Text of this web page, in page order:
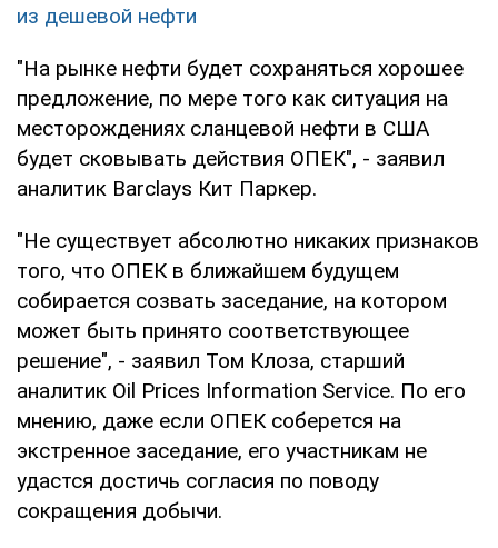
из дешевой нефти
"На рынке нефти будет сохраняться хорошее
предложение, по мере того как ситуация на
месторождениях сланцевой нефти в США
будет сковывать действия ОПЕК", - заявил
аналитик Barclays Кит Паркер.
"Не существует абсолютно никаких признаков
того, что ОПЕК в ближайшем будущем
собирается созвать заседание, на котором
может быть принято соответствующее
решение", - заявил Том Клоза, старший
аналитик Oil Prices Information Service. По его
мнению, даже если ОПЕК соберется на
экстренное заседание, его участникам не
удастся достичь согласия по поводу
сокращения добычи.